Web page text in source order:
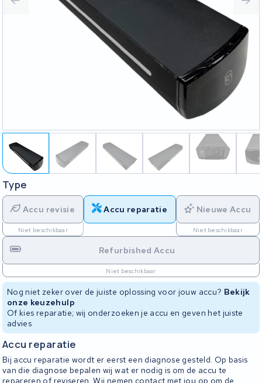
Type
Accu revisie
Niet beschikbaar
Accu reparatie Nieuwe Accu
Niet beschikbaar
Refurbished Accu
Niet beschikbaar
Nog niet zeker over de juiste oplossing voor jouw accu? Bekijk
onze keuzehulp
Of kies reparatie; wij onderzoeken je accu en geven het juiste
advies
Accu reparatie
Bij accu reparatie wordt er eerst een diagnose gesteld. Op basis
van die diagnose bepalen wij wat er nodig is om de accu te
repareren of reviseren. Wij nemen contact met jou op om de